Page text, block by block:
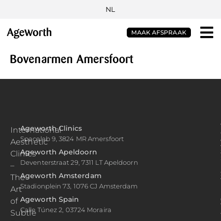
NL
MAAK AFSPRAAK
Bovenarmen Amersfoort
International
Aesthetic
Clinics
–
The
Art
of
Subtle
Ageworth Clinics
Spacelab 9, 3824 MR Amersfoort
Ageworth Apeldoorn
Deventerstraat 29, 7311 LT Apeldoorn
Ageworth Amsterdam
Stadionplein 73, 1076 CJ Amsterdam
Ageworth Spain
Calle Túnez 2, 03724 Moraira